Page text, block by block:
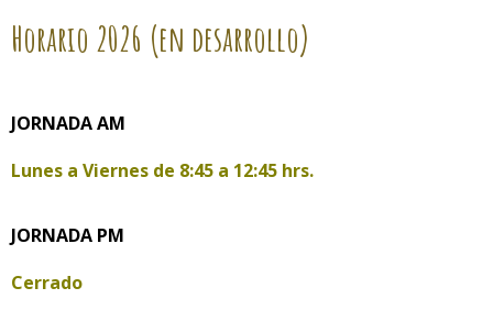
Horario 2026 (en desarrollo)
JORNADA AM
Lunes a Viernes de 8:45 a 12:45 hrs.
JORNADA PM
Cerrado